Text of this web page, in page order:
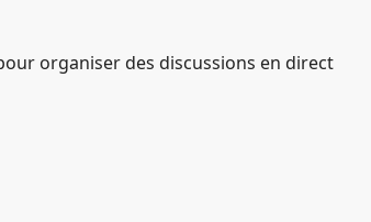
organiser des discussions en direct